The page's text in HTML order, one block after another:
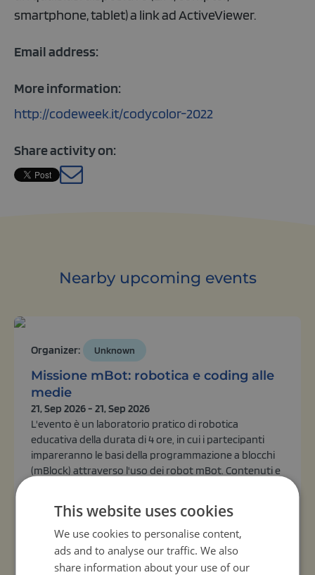
smartphone, tablet) a link ad ActiveViewer.
Email address:
More information:
http://codeweek.it/codycolor-2022
Share activity on:
Nearby upcoming events
Organizer: Unknown
Missione mBot: robotica e coding alle
medie
21, Sep 2026 - 21, Sep 2026
L'evento è un laboratorio pratico di robotica
educativa della durata di 4 ore, in cui i partecipanti
impareranno le basi della programmazione a blocchi
(mBlock) attraverso l'uso dei robot mBot. Contenuti e
sensori), i ragazzi lavoreranno in piccoli gruppi per
programmare i propri robot: far perc...
View activity
This website uses cookies
We use cookies to personalise content,
ads and to analyse our traffic. We also
share information about your use of our